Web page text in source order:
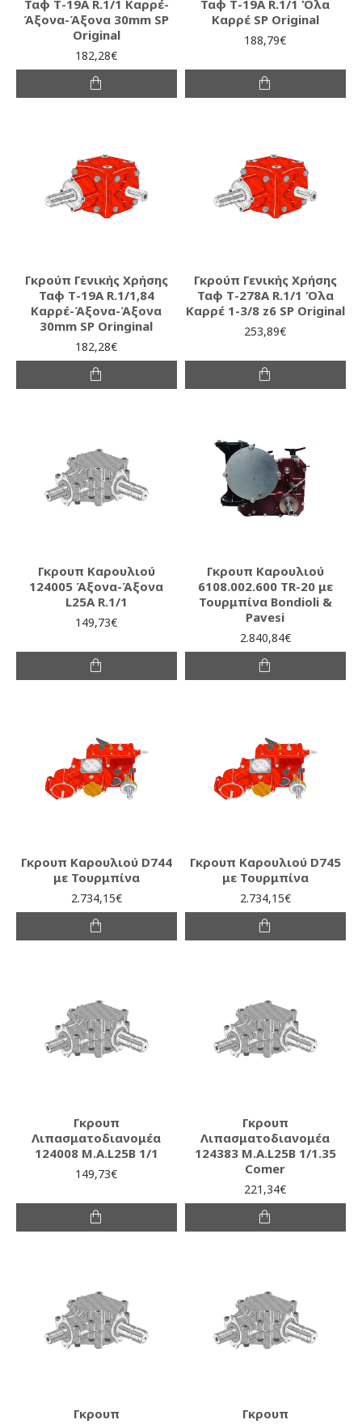
Ταφ Τ-19Α R.1/1 Καρρέ-
Άξονα-Άξονα 30mm SP
Original
182,28€
Ταφ Τ-19Α R.1/1 Όλα
Καρρέ SP Original
188,79€
Γκρούπ Γενικής Χρήσης
Ταφ Τ-19Α R.1/1,84
Καρρέ-Άξονα-Άξονα
30mm SP Oringinal
182,28€
Γκρούπ Γενικής Χρήσης
Ταφ Τ-278A R.1/1 Όλα
Καρρέ 1-3/8 z6 SP Original
253,89€
Γκρουπ Καρουλιού
124005 Άξονα-Άξονα
L25A R.1/1
149,73€
Γκρουπ Καρουλιού
6108.002.600 TR-20 με
Τουρμπίνα Bondioli &
Pavesi
2.840,84€
Γκρουπ Καρουλιού D744
με Τουρμπίνα
2.734,15€
Γκρουπ Καρουλιού D745
με Τουρμπίνα
2.734,15€
Γκρουπ
Λιπασματοδιανομέα
124008 Μ.Α.L25B 1/1
149,73€
Γκρουπ
Λιπασματοδιανομέα
124383 Μ.Α.L25B 1/1.35
Comer
221,34€
Γκρουπ
Γκρουπ